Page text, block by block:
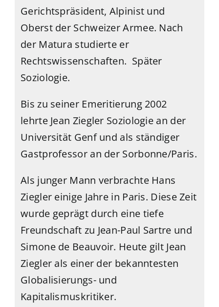
Gerichtspräsident, Alpinist und
Oberst der Schweizer Armee. Nach
der Matura studierte er
Rechtswissenschaften. Später
Soziologie.
Bis zu seiner Emeritierung 2002
lehrte Jean Ziegler Soziologie an der
Universität Genf und als ständiger
Gastprofessor an der Sorbonne/Paris.
Als junger Mann verbrachte Hans
Ziegler einige Jahre in Paris. Diese Zeit
wurde geprägt durch eine tiefe
Freundschaft zu Jean-Paul Sartre und
Simone de Beauvoir. Heute gilt Jean
Ziegler als einer der bekanntesten
Globalisierungs- und
Kapitalismuskritiker.